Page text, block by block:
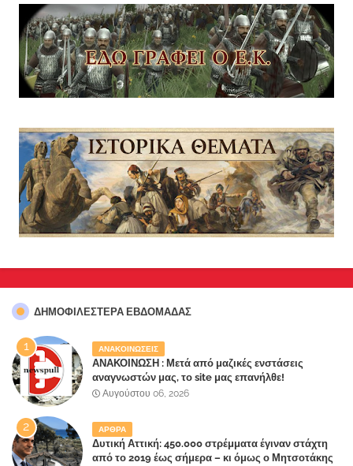
ΔΗΜΟΦΙΛΈΣΤΕΡΑ ΕΒΔΟΜΆΔΑΣ
ΑΝΑΚΟΙΝΩΣΕΙΣ
ΑΝΑΚΟΙΝΩΣΗ : Μετά από μαζικές ενστάσεις
αναγνωστών μας, το site μας επανήλθε!
Αυγούστου 06, 2026
ΑΡΘΡΑ
Δυτική Αττική: 450.000 στρέμματα έγιναν στάχτη
από το 2019 έως σήμερα – κι όμως ο Μητσοτάκης